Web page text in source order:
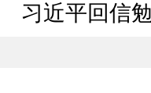
习近平回信